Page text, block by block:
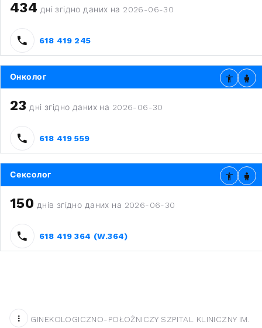
434 дні згідно даних на 2026-06-30
618 419 245
Онколог
23 дні згідно даних на 2026-06-30
618 419 559
Сексолог
150 днів згідно даних на 2026-06-30
618 419 364 (W.364)
GINEKOLOGICZNO-POŁOŻNICZY SZPITAL KLINICZNY IM.